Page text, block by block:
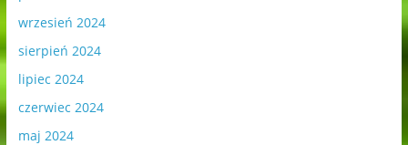
wrzesień 2024
sierpień 2024
lipiec 2024
czerwiec 2024
maj 2024